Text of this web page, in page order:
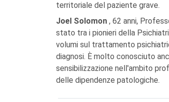
territoriale del paziente grave.
Joel Solomon , 62 anni,
stato tra i pionieri della
volumi sul trattamento
diagnosi. È molto conosciuto
sensibilizzazione nell'ambito
delle dipendenze patologiche.